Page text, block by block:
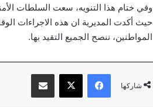
وفي ختام هذا التنويه، سعت السلطات
حيث أكدت المديرية ان هذه الاجراءات
المواطنين، ننصح الجميع التقيد بها.
شاركها
فيسبوك ‫X مشاركة عبر البريد